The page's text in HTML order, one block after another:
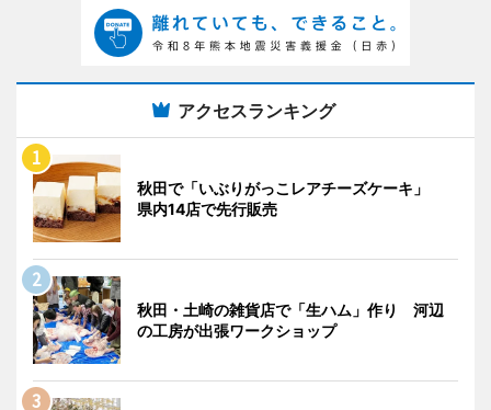
アクセスランキング
秋田で「いぶりがっこレアチーズケーキ」
県内14店で先行販売
秋田・土崎の雑貨店で「生ハム」作り 河辺
の工房が出張ワークショップ